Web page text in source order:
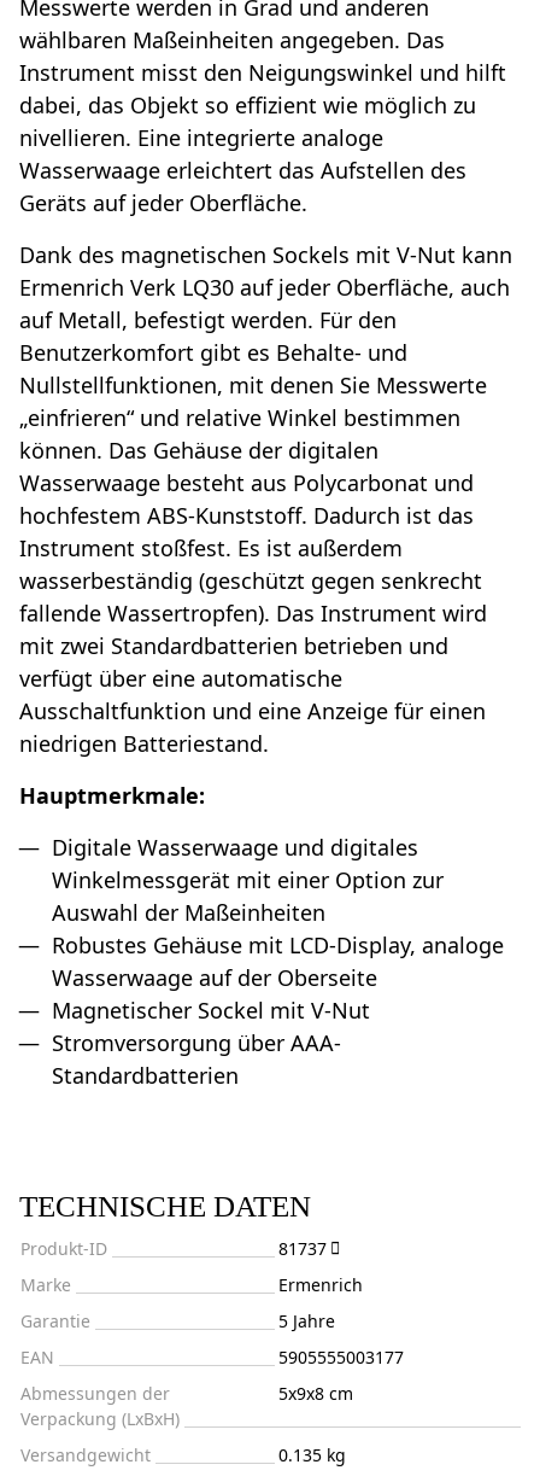
Messwerte werden in Grad und anderen
wählbaren Maßeinheiten angegeben. Das
Instrument misst den Neigungswinkel und hilft
dabei, das Objekt so effizient wie möglich zu
nivellieren. Eine integrierte analoge
Wasserwaage erleichtert das Aufstellen des
Geräts auf jeder Oberfläche.
Dank des magnetischen Sockels mit V-Nut kann
Ermenrich Verk LQ30 auf jeder Oberfläche, auch
auf Metall, befestigt werden. Für den
Benutzerkomfort gibt es Behalte- und
Nullstellfunktionen, mit denen Sie Messwerte
„einfrieren“ und relative Winkel bestimmen
können. Das Gehäuse der digitalen
Wasserwaage besteht aus Polycarbonat und
hochfestem ABS-Kunststoff. Dadurch ist das
Instrument stoßfest. Es ist außerdem
wasserbeständig (geschützt gegen senkrecht
fallende Wassertropfen). Das Instrument wird
mit zwei Standardbatterien betrieben und
verfügt über eine automatische
Ausschaltfunktion und eine Anzeige für einen
niedrigen Batteriestand.
Hauptmerkmale:
Digitale Wasserwaage und digitales
Winkelmessgerät mit einer Option zur
Auswahl der Maßeinheiten
Robustes Gehäuse mit LCD-Display, analoge
Wasserwaage auf der Oberseite
Magnetischer Sockel mit V-Nut
Stromversorgung über AAA-
Standardbatterien
TECHNISCHE DATEN
Produkt-ID
81737
Marke
Ermenrich
Garantie
5 Jahre
EAN
5905555003177
Abmessungen der
Verpackung (LxBxH)
5x9x8 cm
Versandgewicht
0.135 kg